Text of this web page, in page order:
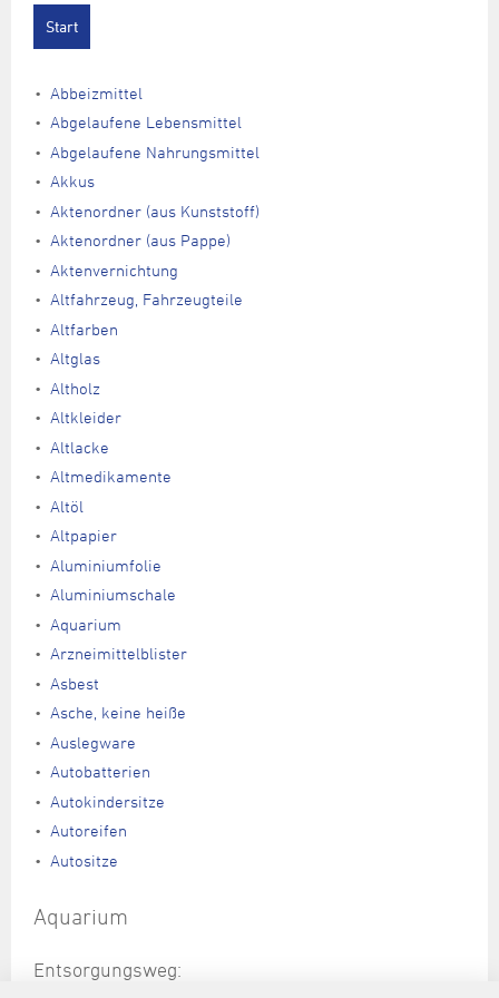
Abbeizmittel
Abgelaufene Lebensmittel
Abgelaufene Nahrungsmittel
Akkus
Aktenordner (aus Kunststoff)
Aktenordner (aus Pappe)
Aktenvernichtung
Altfahrzeug, Fahrzeugteile
Altfarben
Altglas
Altholz
Altkleider
Altlacke
Altmedikamente
Altöl
Altpapier
Aluminiumfolie
Aluminiumschale
Aquarium
Arzneimittelblister
Asbest
Asche, keine heiße
Auslegware
Autobatterien
Autokindersitze
Autoreifen
Autositze
Aquarium
Entsorgungsweg: